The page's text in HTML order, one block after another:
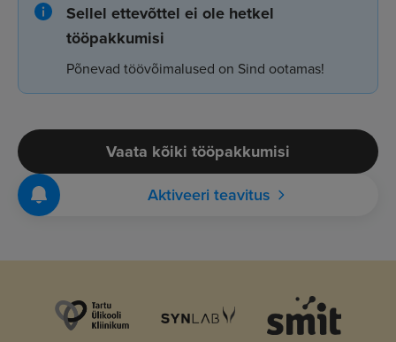
Sellel ettevõttel ei ole hetkel
tööpakkumisi
Põnevad töövõimalused on Sind ootamas!
Vaata kõiki tööpakkumisi
Aktiveeri teavitus